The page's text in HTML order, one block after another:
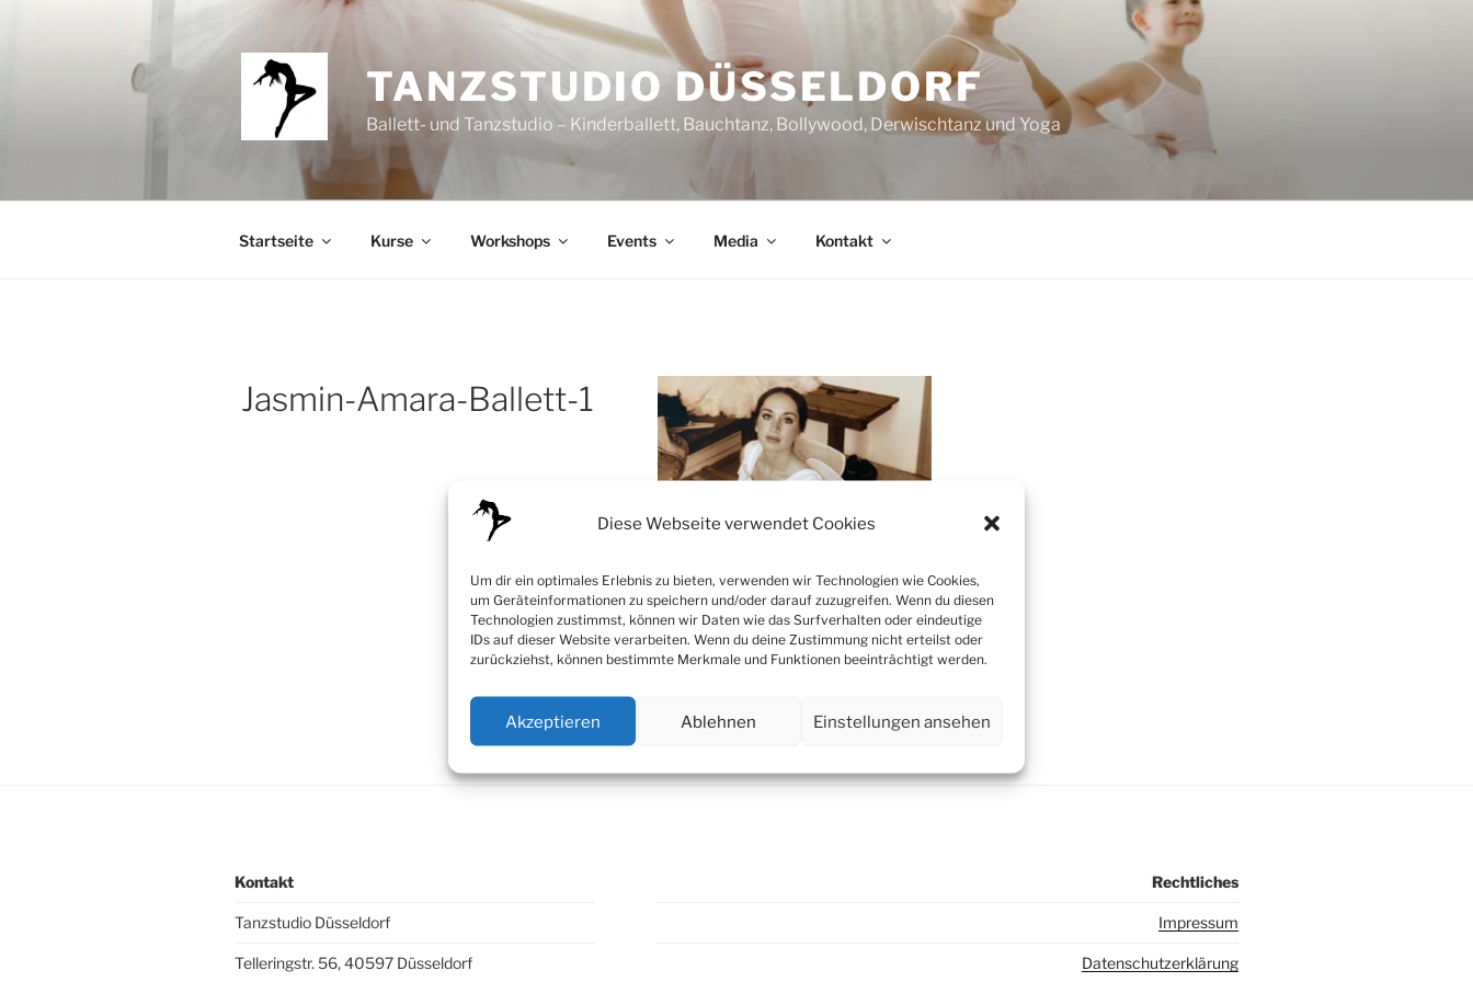
Diese Webseite verwendet Cookies
Um dir ein optimales Erlebnis zu bieten, verwenden wir Technologien wie Cookies,
um Geräteinformationen zu speichern und/oder darauf zuzugreifen. Wenn du diesen
Technologien zustimmst, können wir Daten wie das Surfverhalten oder eindeutige
IDs auf dieser Website verarbeiten. Wenn du deine Zustimmung nicht erteilst oder
zurückziehst, können bestimmte Merkmale und Funktionen beeinträchtigt werden.
Akzeptieren Ablehnen Einstellungen ansehen
TANZSTUDIO DÜSSELDORF
Ballett- und Tanzstudio – Kinderballett, Bauchtanz, Bollywood, Derwischtanz und Yoga
Startseite Kurse Workshops Events Media Kontakt
Jasmin-Amara-Ballett-1
Kontakt
Tanzstudio Düsseldorf
Telleringstr. 56, 40597 Düsseldorf
Rechtliches
Impressum
Datenschutzerklärung